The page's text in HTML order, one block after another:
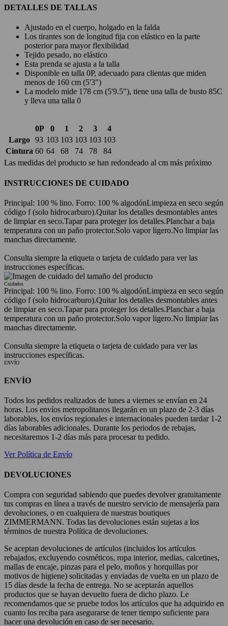
DETALLES DE TALLAS
Ajustado en el cuerpo, holgado en la falda
Los tirantes son de longitud fija con elástico en la parte
posterior para mayor flexibilidad
Tejido pesado, no elástico
Esta prenda se ajusta a la talla
Disponible en talla 0P, adecuado para clientas que miden
menos de 160 cm (5'3")
La modelo mide 178 cm (5'9.5"), tiene una talla de busto 85C
y lleva una talla 0
0P 0 1 2 3
4
Largo 93 103 103 103 103 103
Cintura 60 64 68 74 78
84
Las medidas del producto se han redondeado al cm más próximo
INSTRUCCIONES DE CUIDADO
Principal: 100 % lino. Forro: 100 % algodónLimpieza en seco según
código f (solo hidrocarburo).Quitar los detalles desmontables antes
de limpiar en seco.Tapar para proteger los detalles.Planchar a baja
temperatura con un paño protector.Solo vapor ligero.No limpiar las
manchas directamente.
Consulta siempre la etiqueta o tarjeta de cuidado para ver las
instrucciones específicas.
Cuidados
Principal: 100 % lino. Forro: 100 % algodónLimpieza en seco según
código f (solo hidrocarburo).Quitar los detalles desmontables antes
de limpiar en seco.Tapar para proteger los detalles.Planchar a baja
temperatura con un paño protector.Solo vapor ligero.No limpiar las
manchas directamente.
Consulta siempre la etiqueta o tarjeta de cuidado para ver las
instrucciones específicas.
ENVÍO
ENVÍO
Todos los pedidos realizados de lunes a viernes se envían en 24
horas. Los envíos metropolitanos llegarán en un plazo de 2-3 días
laborables, los envíos regionales e internacionales pueden tardar 1-2
días laborables adicionales. Durante los periodos de rebajas,
necesitaremos 1-2 días más para procesar tu pedido.
Ver Política de Envío
DEVOLUCIONES
Compra con seguridad sabiendo que puedes devolver gratuitamente
tus compras en línea a través de nuestro servicio de mensajería para
devoluciones, o en cualquiera de nuestras boutiques
ZIMMERMANN. Todas las devoluciones están sujetas a los
términos de nuestra Política de devoluciones.
Se aceptan devoluciones de artículos (incluidos los artículos
rebajados, excluyendo cosméticos, ropa interior, medias, calcetines,
mallas de encaje, pinzas para el pelo, moños y horquillas por
motivos de higiene) solicitadas y enviadas de vuelta en un plazo de
15 días desde la fecha de entrega. No se aceptarán aquellos
productos que se hayan devuelto fuera de dicho plazo. Le
recomendamos que se pruebe todos los artículos que ha adquirido en
cuanto los reciba para asegurarse de tener tiempo suficiente para
hacer una devolución en caso de ser necesario.